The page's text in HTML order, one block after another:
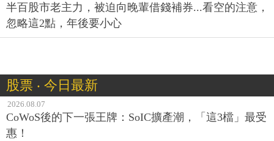
半百股市老主力，被迫向晚輩借錢補券...看空的注意，
忽略這2點，年後要小心
股票 ‧ 今日最新
2026.08.07
CoWoS後的下一張王牌：SoIC擴產潮，「這3檔」最受
惠！